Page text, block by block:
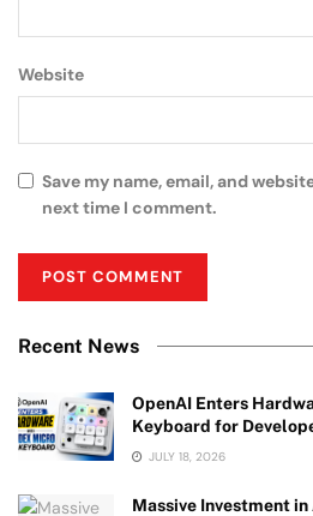
Website
Save my name, email, and
next time I comment.
Recent News
OpenAI Enters
Keyboard for
JULY 18, 2026
Massive Investment